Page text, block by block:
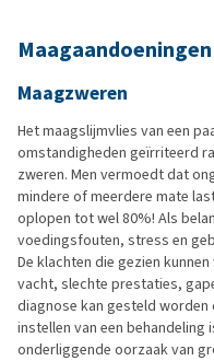
Maagaandoeningen
Maagzweren
Het maagslijmvlies van een
omstandigheden geïrriteerd
zweren. Men vermoedt dat
mindere of meerdere mate
oplopen tot wel 80%! Als
voedingsfouten, stress en
De klachten die gezien
vacht, slechte prestaties,
diagnose kan gesteld
instellen van een behandeling
onderliggende oorzaak van